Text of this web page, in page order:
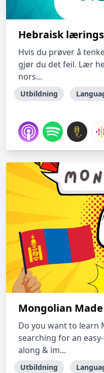
Hebraisk
Hvis du prøver å
gjør du det feil. Lær
nors...
Utbildning
Mongolian Made
Do you want to learn
searching for an
along & im...
Utbildning